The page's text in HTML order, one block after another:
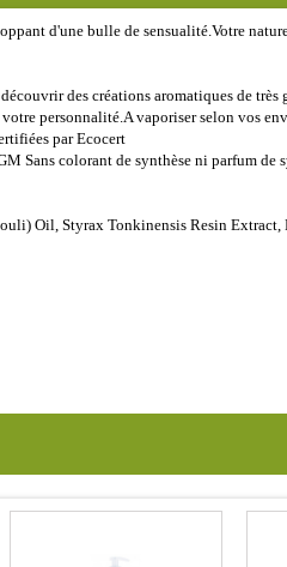
d'une bulle de sensualité.Votre
des créations aromatiques de
personnalité.A vaporiser selon vos
par Ecocert
Sans colorant de synthèse ni parfum de
Oil Styrax Tonkinensis Resin